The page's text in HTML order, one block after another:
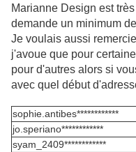
Marianne Design est
demande un minimum
Je voulais aussi
j'avoue que pour
pour d'autres alors si
avec quel début
sophie.antibes************
jo.speriano************
syam_2409************